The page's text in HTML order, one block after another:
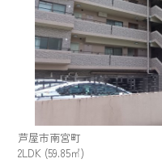
芦屋市南宮町
2LDK (59.85㎡)